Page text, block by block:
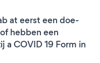
at eerst een doe-
hebben een
COVID 19 Form in